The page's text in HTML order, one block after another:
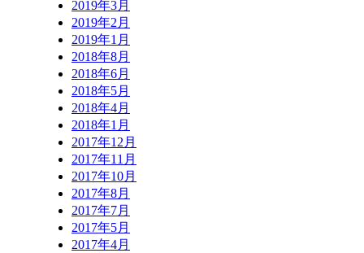
2019年3月
2019年2月
2019年1月
2018年8月
2018年6月
2018年5月
2018年4月
2018年1月
2017年12月
2017年11月
2017年10月
2017年8月
2017年7月
2017年5月
2017年4月